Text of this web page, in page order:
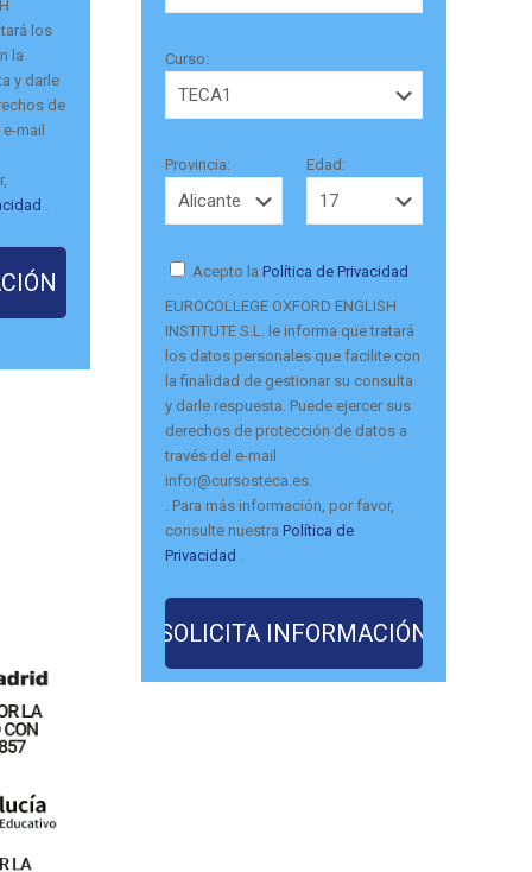
los
la
y darle
de
mail
.
Curso:
Provincia: Edad:
Acepto la Política de Privacidad
EUROCOLLEGE OXFORD ENGLISH
INSTITUTE S.L. le informa que tratará
los datos personales que facilite con
la finalidad de gestionar su consulta
y darle respuesta. Puede ejercer sus
derechos de protección de datos a
través del e-mail
infor@cursosteca.es.
. Para más información, por favor,
consulte nuestraPolítica de
Privacidad